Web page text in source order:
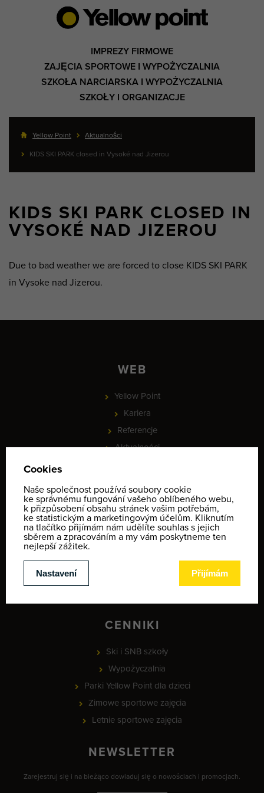
IMPREZY FIRMOWE
ZAJĘCIA SPORTOWE I WYPOŻYCZALNIA
SZKOŁA NARCIARSKA I WYPOŻYCZALNIA
SZKOŁY I ORGANIZACJE
Yellow Point Aktualności
KIDS SKI PARK closed in Vysoké nad Jizerou
KIDS SKI PARK CLOSED IN
VYSOKÉ NAD JIZEROU
Due to bad weather we are forced to close KIDS SKI PARK
in Vysoke nad Jizerou.
WEB
Yellow Point
Kariera
Referencje
Aktualności
identifikace klientů
Informace o ochraně osobních údajů
Regulamin
Kontakt
Mapa zimowych aktywności
CENNIKI
Ski i SNB szkoły
Wypożyczalnia
Parki Yellow Point dla dzieci
Zimowe sportowe zajęcia
Letnie sportowe zajęcia
NEWSLETTER
Zarejestruj się i na bieżąco dowiaduj się o nowościach i promocjach.